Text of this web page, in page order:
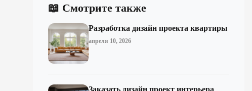
📖 Смотрите также
Разработка дизайн проекта квартиры
апреля 10, 2026
Заказать дизайн проект интерьера